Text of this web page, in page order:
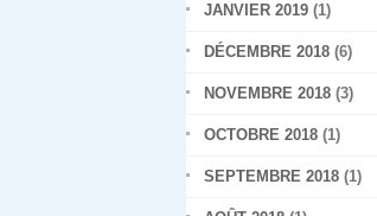
JANVIER 2019 (1)
DÉCEMBRE 2018 (6)
NOVEMBRE 2018 (3)
OCTOBRE 2018 (1)
SEPTEMBRE 2018 (1)